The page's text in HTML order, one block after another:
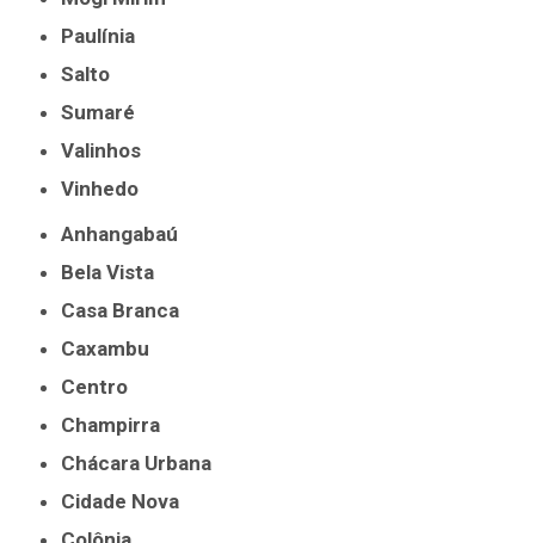
Paulínia
Salto
Sumaré
Valinhos
Vinhedo
Anhangabaú
Bela Vista
Casa Branca
Caxambu
Centro
Champirra
Chácara Urbana
Cidade Nova